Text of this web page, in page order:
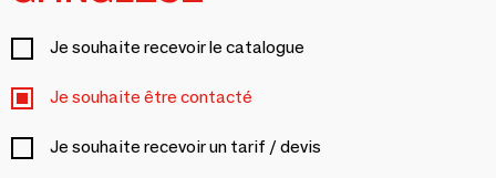
Je souhaite recevoir le catalogue
Je souhaite être contacté
Je souhaite recevoir un tarif / devis